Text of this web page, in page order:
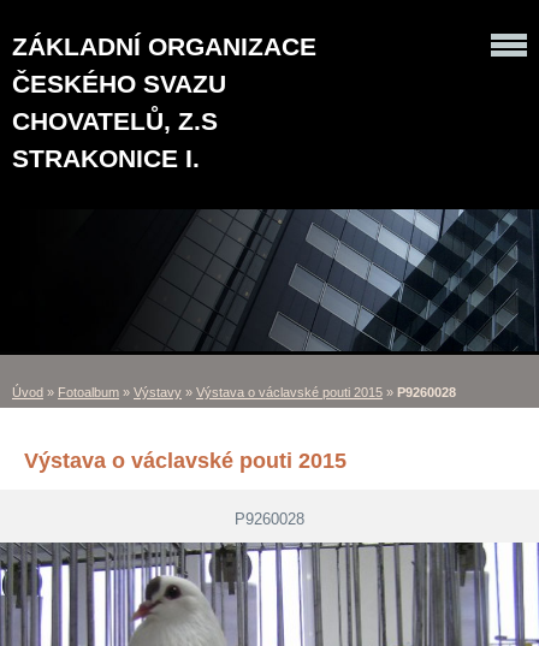
ZÁKLADNÍ ORGANIZACE
ČESKÉHO SVAZU
CHOVATELŮ, Z.S
STRAKONICE I.
Úvod » Fotoalbum » Výstavy » Výstava o václavské pouti 2015 » P9260028
Výstava o václavské pouti 2015
P9260028